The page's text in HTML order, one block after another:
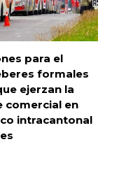
para el
formales
ejerzan la
comercial en
intracantonal